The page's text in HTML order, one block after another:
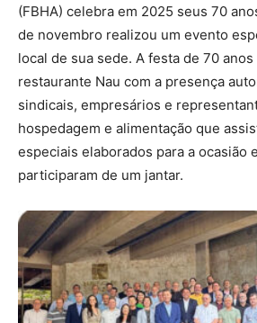
(FBHA) celebra em 2025 seus 70
de novembro realizou um evento
local de sua sede. A festa de 70
restaurante Nau com a presença
sindicais, empresários e
hospedagem e alimentação que
especiais elaborados para a ocasião
participaram de um jantar.